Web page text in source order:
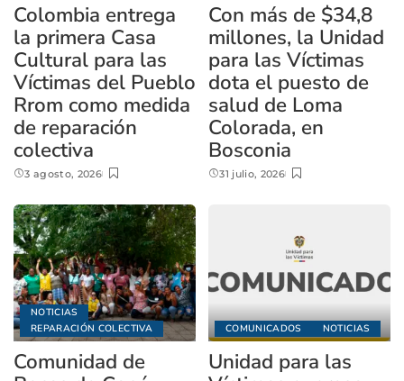
Colombia entrega
la primera Casa
Cultural para las
Víctimas del Pueblo
Rrom como medida
de reparación
colectiva
3 agosto, 2026
Con más de $34,8
millones, la Unidad
para las Víctimas
dota el puesto de
salud de Loma
Colorada, en
Bosconia
31 julio, 2026
NOTICIAS
REPARACIÓN COLECTIVA
Comunidad de
COMUNICADOS NOTICIAS
Unidad para las